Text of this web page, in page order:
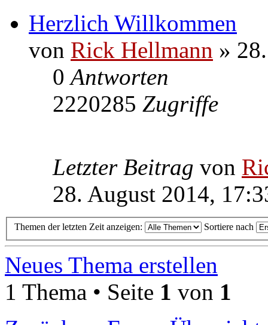
Herzlich Willkommen
von Rick Hellmann »
0Antworten
2220285 Zugriffe
Letzter Beitrag von
28. August 2014,
Themen der letzten Zeit anzeigen: Sortiere nach
Neues Thema erstellen
1 Thema • Seite 1 von 1